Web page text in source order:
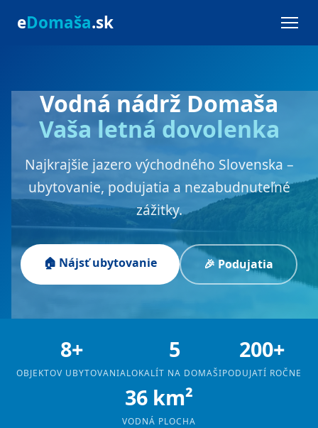
eDomaša.sk
Vodná nádrž Domaša
Vaša letná dovolenka
Najkrajšie jazero východného Slovenska –
ubytovanie, podujatia a nezabudnuteľné
zážitky.
🏠 Nájsť ubytovanie 🎉 Podujatia
8+
OBJEKTOV UBYTOVANIA
5
LOKALÍT NA DOMAŠI
200+
PODUJATÍ ROČNE
36 km²
VODNÁ PLOCHA